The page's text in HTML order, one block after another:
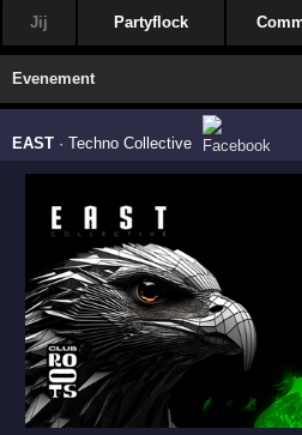
Jij Partyflock
Evenement
EAST ·Techno Collective